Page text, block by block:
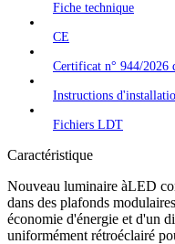
Fiche technique
CE
Certificat n° 944/2026
Instructions
Fichiers LDT
Caractéristique
Nouveau luminaire àLED
dans des plafonds
économie d'énergie et d'un
uniformément rétroéclairé